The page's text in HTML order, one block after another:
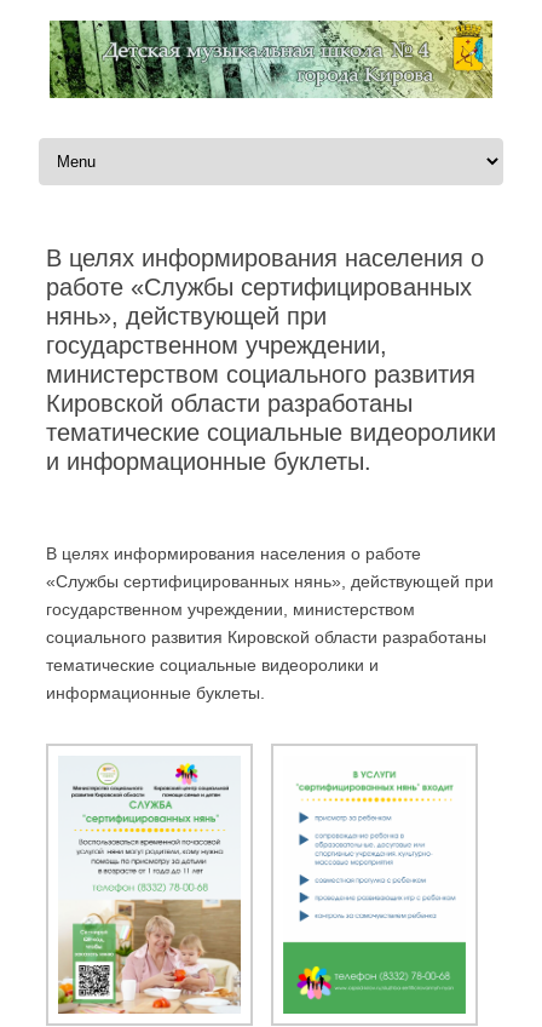
Перейти к содержимому
В целях информирования населения о
работе «Службы сертифицированных
нянь», действующей при
государственном учреждении,
министерством социального развития
Кировской области разработаны
тематические социальные видеоролики
и информационные буклеты.
В целях информирования населения о работе
«Службы сертифицированных нянь», действующей при
государственном учреждении, министерством
социального развития Кировской области разработаны
тематические социальные видеоролики и
информационные буклеты.